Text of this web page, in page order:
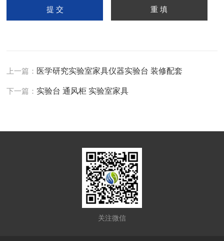
上一篇： 医学研究实验室家具仪器实验台 装修配套
下一篇： 实验台 通风柜 实验室家具
关注微信